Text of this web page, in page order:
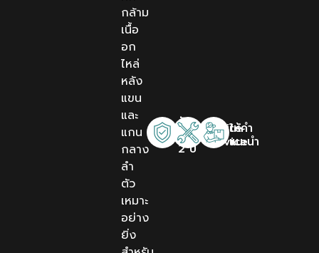
กล้าม
เนื้อ
อก
ไหล่
หลัง
แขน
และ
แกน
กลาง
ลำ
ตัว
เหมาะ
อย่าง
ยิ่ง
รับ
ประกัน
2 ปี
Onsite
Service
ให้คำ
แนะนำ